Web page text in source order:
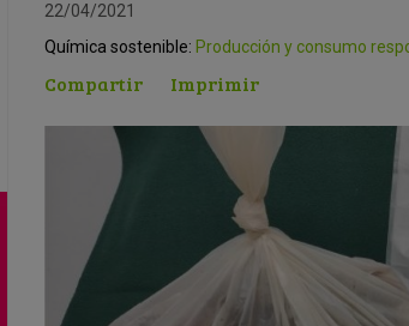
22/04/2021
Química sostenible: Producción y consumo
Compartir Imprimir